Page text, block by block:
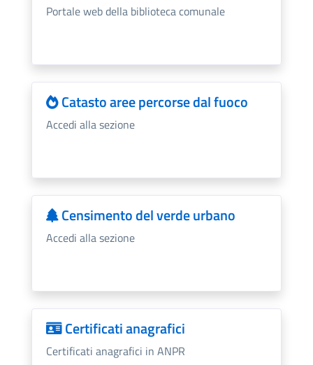
Portale web della biblioteca comunale
Catasto aree percorse dal fuoco
Accedi alla sezione
Censimento del verde urbano
Accedi alla sezione
Certificati anagrafici
Certificati anagrafici in ANPR